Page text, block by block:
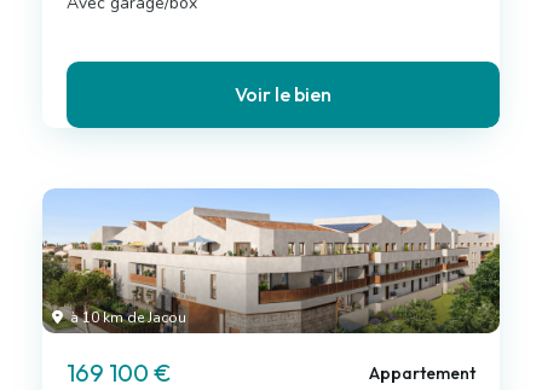
Voir le bien
à 10 km de Jacou
169 100 € Appartement